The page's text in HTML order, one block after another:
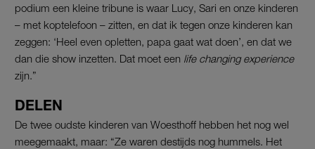
podium een kleine tribune is waar Lucy, Sari en onze kinderen
– met koptelefoon – zitten, en dat ik tegen onze kinderen kan
zeggen: ‘Heel even opletten, papa gaat wat doen’, en dat we
dan die show inzetten. Dat moet een life changing experience
zijn.”
DELEN
De twee oudste kinderen van Woesthoff hebben het nog wel
meegemaakt, maar: “Ze waren destijds nog hummels. Het